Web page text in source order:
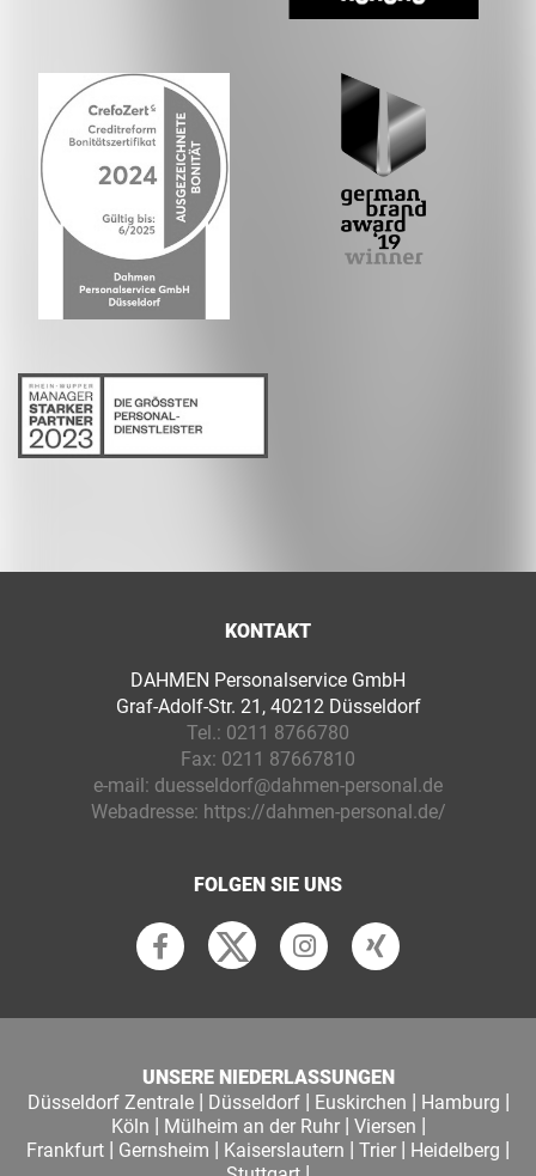
KONTAKT
DAHMEN Personalservice GmbH
Graf-Adolf-Str. 21, 40212 Düsseldorf
Tel.: 0211 8766780
Fax: 0211 87667810
e-mail: duesseldorf@dahmen-personal.de
Webadresse: https://dahmen-personal.de/
FOLGEN SIE UNS
UNSERE NIEDERLASSUNGEN
Düsseldorf Zentrale| Düsseldorf| Euskirchen | Hamburg |
Köln | Mülheim an der Ruhr| Viersen |
Frankfurt | Gernsheim | Kaiserslautern | Trier | Heidelberg |